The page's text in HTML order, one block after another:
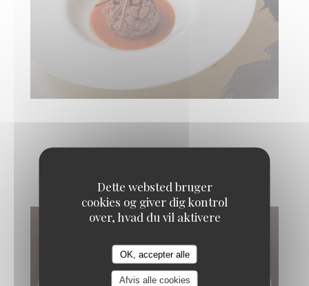
Dette websted bruger
cookies og giver dig kontrol
over, hvad du vil aktivere
OK, accepter alle
Afvis alle cookies